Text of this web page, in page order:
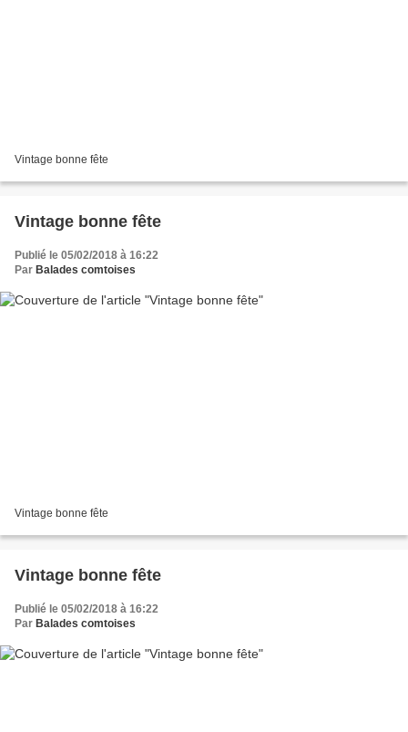
Vintage bonne fête
Vintage bonne fête
Publié le 05/02/2018 à 16:22
Par Balades comtoises
Vintage bonne fête
Vintage bonne fête
Publié le 05/02/2018 à 16:22
Par Balades comtoises